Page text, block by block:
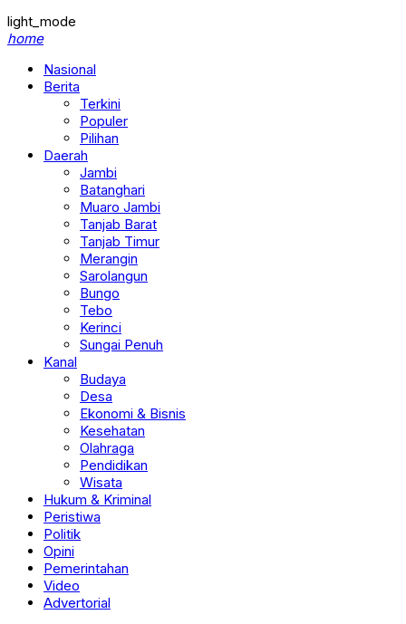
light_mode
home
Nasional
Berita
Terkini
Populer
Pilihan
Daerah
Jambi
Batanghari
Muaro Jambi
Tanjab Barat
Tanjab Timur
Merangin
Sarolangun
Bungo
Tebo
Kerinci
Sungai Penuh
Kanal
Budaya
Desa
Ekonomi & Bisnis
Kesehatan
Olahraga
Pendidikan
Wisata
Hukum & Kriminal
Peristiwa
Politik
Opini
Pemerintahan
Video
Advertorial